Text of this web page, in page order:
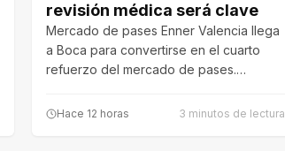
revisión médica será clave
Mercado de pases Enner Valencia llega
a Boca para convertirse en el cuarto
refuerzo del mercado de pases.…
Hace 12 horas 3 minutos de lectura